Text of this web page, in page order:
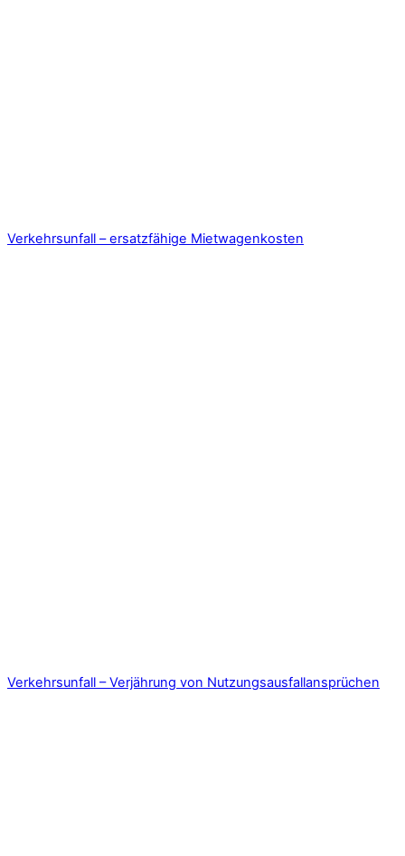
Verkehrsunfall – ersatzfähige Mietwagenkosten
Verkehrsunfall – Verjährung von Nutzungsausfallansprüchen